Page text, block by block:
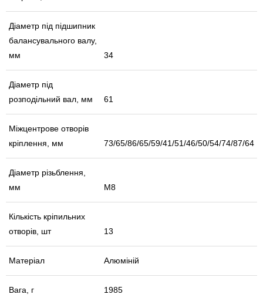
Діаметр під підшипник
балансувального валу,
мм
34
Діаметр під
розподільний вал, мм
61
Міжцентрове отворів
кріплення, мм
73/65/86/65/59/41/51/46/50/54/74/87/64
Діаметр різьблення,
мм
М8
Кількість кріпильних
отворів, шт
13
Матеріал Алюміній
Вага, г 1985